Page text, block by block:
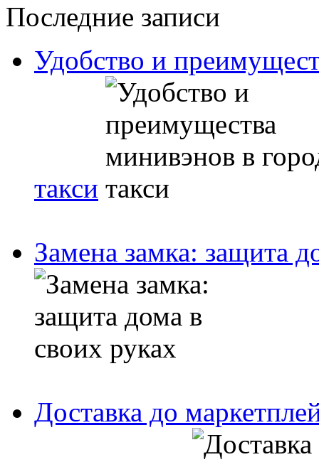
Последние записи
Удобство и
такси
Замена замка: защита
Доставка до